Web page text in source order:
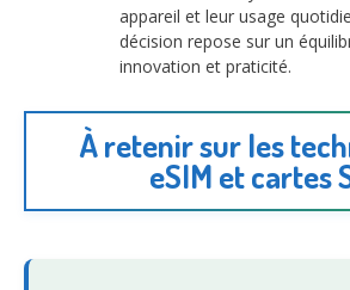
appareil et leur usage
décision repose sur un
innovation et praticité.
À retenir sur les
eSIM et cartes